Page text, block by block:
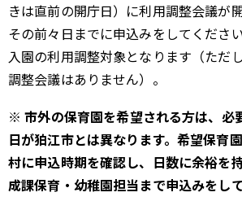
きは直前の開庁日）に利用調整会議が
その前々日までに申込みをしてくださ
入園の利用調整対象となります（ただ
調整会議はありません）。
※ 市外の保育園を希望される方は、必
日が狛江市とは異なります。希望保育
村に申込時期を確認し、日数に余裕を
成課保育・幼稚園担当まで申込みをし